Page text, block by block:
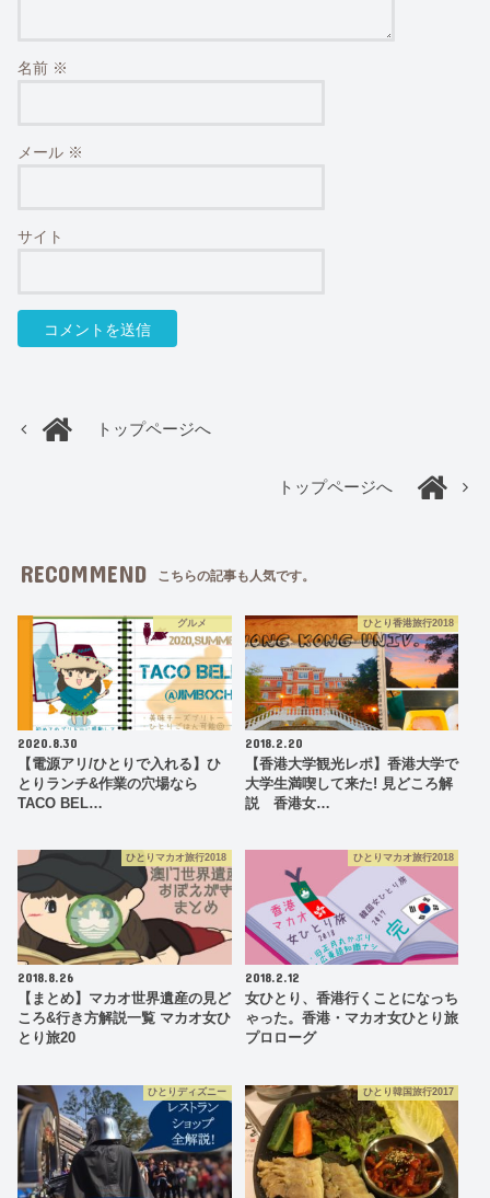
名前 ※
メール ※
サイト
トップページへ
トップページへ
RECOMMEND こちらの記事も人気です。
グルメ
2020.8.30
【電源アリ/ひとりで入れる】ひ
とりランチ&作業の穴場なら
TACO BEL…
ひとり香港旅行2018
2018.2.20
【香港大学観光レポ】香港大学で
大学生満喫して来た! 見どころ解
説 香港女…
ひとりマカオ旅行2018
2018.8.26
【まとめ】マカオ世界遺産の見ど
ころ&行き方解説一覧 マカオ女ひ
とり旅20
ひとりマカオ旅行2018
2018.2.12
女ひとり、香港行くことになっち
ゃった。香港・マカオ女ひとり旅
プロローグ
ひとりディズニー ひとり韓国旅行2017